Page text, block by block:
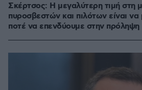
Σκέρτσος: Η μεγαλύτερη τιμή στη
πυροσβεστών και πιλότων είναι
ποτέ να επενδύουμε στην πρόληψη